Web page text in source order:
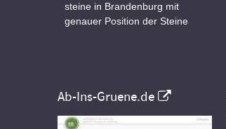
steine in Brandenburg mit
genauer Position der Steine
Ab-Ins-Gruene.de